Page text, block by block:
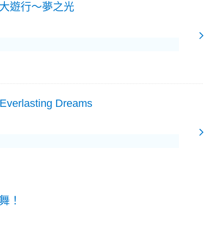
遊行～夢之光
Dreams
！